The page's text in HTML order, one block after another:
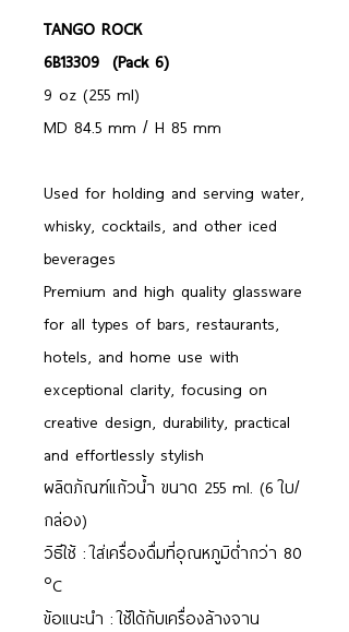
TANGO ROCK
6B13309 (Pack 6)
9 oz (255 ml)
MD 84.5 mm / H 85 mm
Used for holding and serving water,
whisky, cocktails, and other iced
beverages
Premium and high quality glassware
for all types of bars, restaurants,
hotels, and home use with
exceptional clarity, focusing on
creative design, durability, practical
and effortlessly stylish
ผลิตภัณฑ์แก้วน้ำ ขนาด 255 ml. (6 ใบ/
กล่อง)
วิธีใช้ : ใส่เครื่องดื่มที่อุณหภูมิต่ำกว่า 80
°C
ข้อแนะนำ : ใช้ได้กับเครื่องล้างจาน